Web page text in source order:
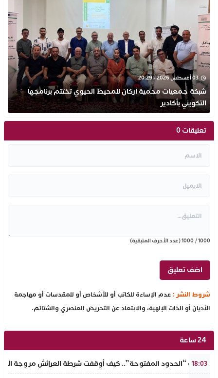
03 أغسطس 2026 - 20:29
شبكة جمعيات محمية أركان للمحيط الحيوي تختتم برنامجها
التكويني بأكادير
تعليقات 0
1000
/
1000(عدد الأحرف المتبقية)
شروط النشر : عدم الإساءة للكاتب أو للأشخاص أو للمقدسات أو مهاجمة
الأديان أو الذات الإلهية، والابتعاد عن التحريض العنصري والشتائم.
24 ساعة
18:03
​سيناريو “الحدود المفتوحة”.. كيف أوقفت شرطة العرائش مروجة